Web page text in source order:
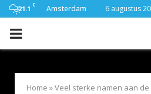
21.1 C Amsterdam 6 augustus
PRIMARY
Home »Veel sterke namen aan